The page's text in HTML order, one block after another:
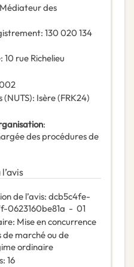
des
: 130 020 134
: 10 rue Richelieu
(NUTS): Isère(FRK24)
:
des procédures de
de l’avis: dcb5c4fe-
0623160be81a - 01
: Mise en concurrence
de marché ou de
ordinaire
: 16